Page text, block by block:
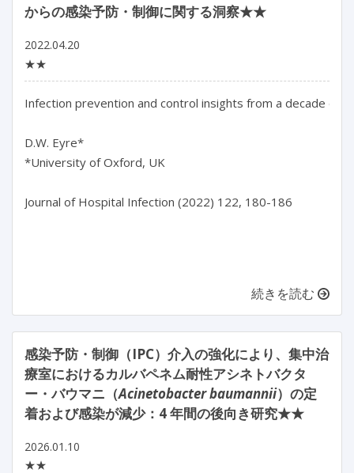
からの感染予防・制御に関する洞察★★
2022.04.20
★★
Infection prevention and control insights from a decade of
D.W. Eyre*
*University of Oxford, UK
Journal of Hospital Infection (2022) 122, 180-186
続きを読む
感染予防・制御（IPC）介入の強化により、集中治
療室におけるカルバペネム耐性アシネトバクタ
ー・バウマニ（Acinetobacter baumannii）の定
着および感染が減少：4 年間の後向き研究★★
2026.01.10
★★